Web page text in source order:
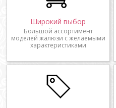
Широкий выбор
Большой ассортимент
моделей жалюзи с желаемыми
характеристиками